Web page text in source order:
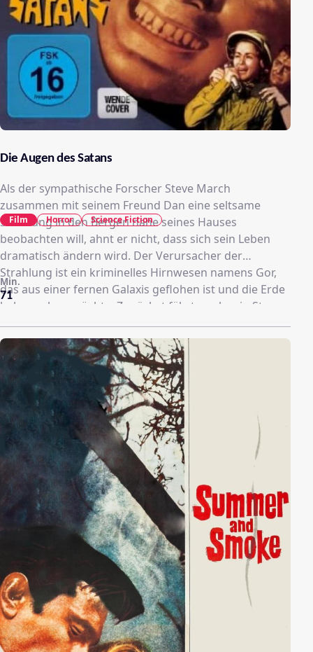
Die Augen des Satans
Als der sympathische Forscher Steve March
zusammen mit seinem Freund Dan eine seltsame
Strahlung in den Bergen nahe seines Hauses
beobachten will, ahnt er nicht, dass sich sein Leben
dramatisch ändern wird. Der Verursacher der
Strahlung ist ein kriminelles Hirnwesen namens Gor,
das aus einer fernen Galaxis geflohen ist und die Erde
beherrschen möchte. Zunächst fährt es aber in Steves
Körper und lässt ihn unvorstellbare Dinge tun,
während es auch Gefallen an Steves Verlobter Sally
findet. Zum Glück ist die Menschheit nicht allein, denn
ein weiteres Wesen namens Vol folgt dem
verbrecherischen Gor zur Erde, um ihn unschädlich zu
machen.
71
Min.
Film Horror Science Fiction